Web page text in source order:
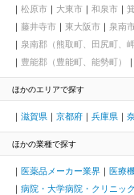
松原市
大東市 和泉市
藤井寺市
東大阪市 泉南市
泉南郡（熊取町、田尻町、岬
豊能郡（豊能町、能勢町）
ほかのエリアで探す
滋賀県 京都府 兵庫県
ほかの業種で探す
医薬品メーカー業界 医療
病院・大学病院・クリニック